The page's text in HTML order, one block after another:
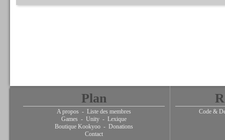
Plan
A propos - Liste des membres
Games - Unity - Lexique
Boutique Kookyoo - Donations
Contact
Code &